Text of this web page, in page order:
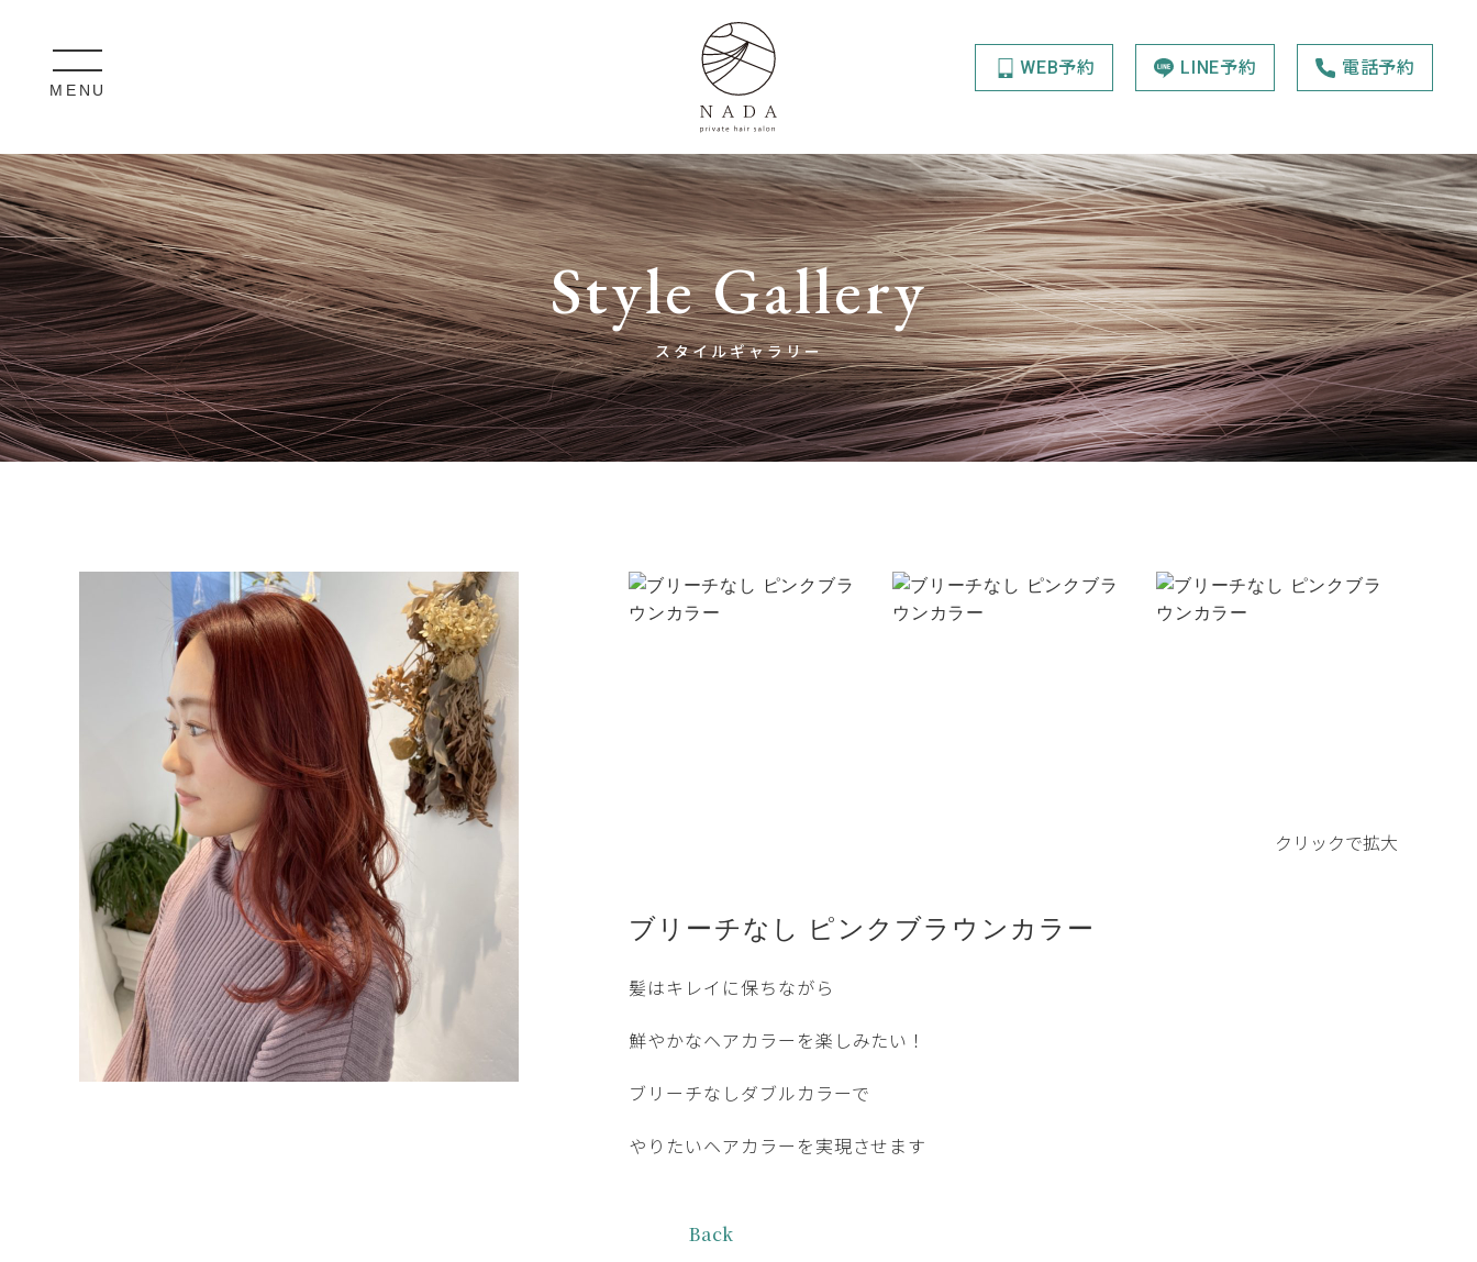
WEB予約 LINE予約 電話予約
MENU
Style Gallery
スタイルギャラリー
クリックで拡大
ブリーチなし ピンクブラウンカラー
髪はキレイに保ちながら
鮮やかなヘアカラーを楽しみたい！
ブリーチなしダブルカラーで
やりたいヘアカラーを実現させます
Back